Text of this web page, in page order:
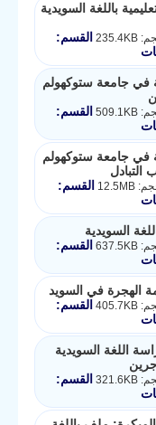
باللغة السويدية
القسم:
في جامعة ستوكهولم
القسم:
في جامعة ستوكهولم
التبادل
القسم:
السويدية
القسم:
الهجرة في السويد
القسم:
اللغة السويدية
القسم: